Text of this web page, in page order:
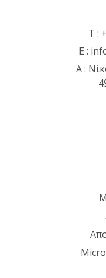
T :
E :
Α :